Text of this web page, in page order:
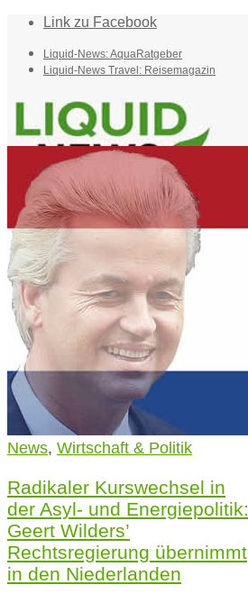
Link zu Facebook
Liquid-News: AquaRatgeber
Liquid-News Travel: Reisemagazin
Home
Suche
Menü
News, Wirtschaft & Politik
Radikaler Kurswechsel in
der Asyl- und Energiepolitik:
Geert Wilders’
Rechtsregierung übernimmt
in den Niederlanden